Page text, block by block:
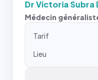
Dr Victoria Subra
Médecin
Tarif
Lieu